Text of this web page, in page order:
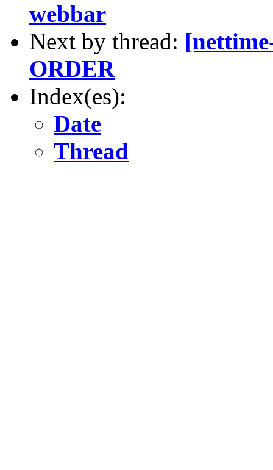
webbar
Next by thread:
ORDER
Index(es):
Date
Thread